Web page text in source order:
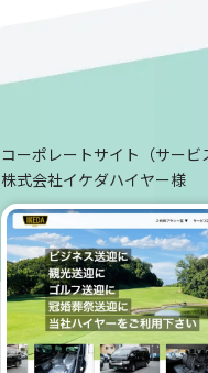
コーポレートサイト（サービ
株式会社イケダハイヤー様